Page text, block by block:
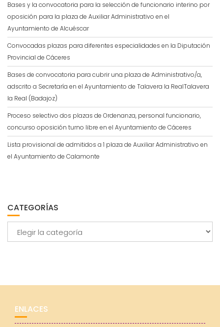
Bases y la convocatoria para la selección de funcionario interino por
oposición para la plaza de Auxiliar Administrativo en el
Ayuntamiento de Alcuéscar
Convocadas plazas para diferentes especialidades en la Diputación
Provincial de Cáceres
Bases de convocatoria para cubrir una plaza de Administrativo/a,
adscrito a Secretaría en el Ayuntamiento de Talavera la RealTalavera
la Real (Badajoz)
Proceso selectivo dos plazas de Ordenanza, personal funcionario,
concurso oposición turno libre en el Ayuntamiento de Cáceres
Lista provisional de admitidos a 1 plaza de Auxiliar Administrativo en
el Ayuntamiento de Calamonte
CATEGORÍAS
ENLACES